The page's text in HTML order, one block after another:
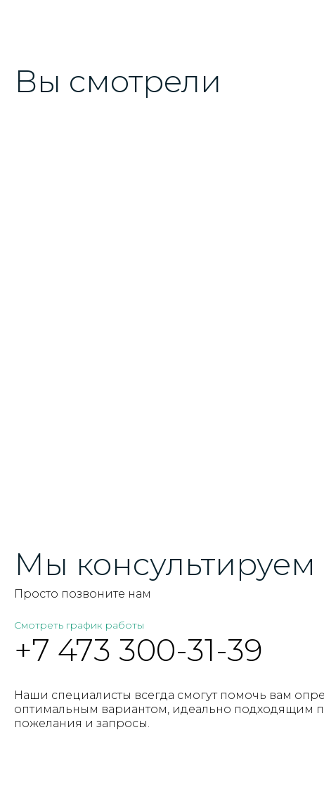
Вы смотрели
Мы
Просто позвоните нам
Смотреть график работы
+7 473 300-31-39
Наши специалисты всегда смогут помочь вам
оптимальным вариантом, идеально подходящим
пожелания и запросы.